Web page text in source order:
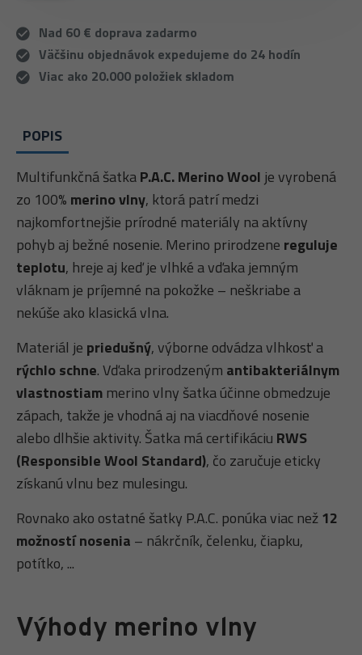
Nad 60 € doprava zadarmo
Väčšinu objednávok expedujeme do 24 hodín
Viac ako 20.000 položiek skladom
POPIS
Multifunkčná šatkaP.A.C. Merino Wool je vyrobená
zo 100% merino vlny, ktorá patrí medzi
najkomfortnejšie prírodné materiály na aktívny
pohyb aj bežné nosenie. Merino prirodzene reguluje
teplotu, hreje aj keď je vlhké a vďaka jemným
vláknam je príjemné na pokožke – neškriabe a
nekúše ako klasická vlna.
Materiál je priedušný, výborne odvádza vlhkosť a
rýchlo schne. Vďaka prirodzeným antibakteriálnym
vlastnostiammerino vlny šatka účinne obmedzuje
zápach, takže je vhodná aj na viacdňové nosenie
alebo dlhšie aktivity. Šatka má certifikáciu RWS
(Responsible Wool Standard), čo zaručuje eticky
získanú vlnu bez mulesingu.
Rovnako ako ostatné šatky P.A.C. ponúka viac než12
možností nosenia – nákrčník, čelenku, čiapku,
potítko, ...
Výhody merino vlny